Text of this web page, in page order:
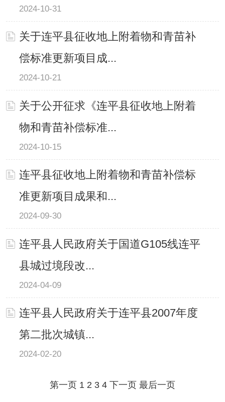
2024-10-31
关于连平县征收地上附着物和青苗补
偿标准更新项目成...
2024-10-21
关于公开征求《连平县征收地上附着
物和青苗补偿标准...
2024-10-15
连平县征收地上附着物和青苗补偿标
准更新项目成果和...
2024-09-30
连平县人民政府关于国道G105线连平
县城过境段改...
2024-04-09
连平县人民政府关于连平县2007年度
第二批次城镇...
2024-02-20
第一页 1 2 3 4 下一页 最后一页